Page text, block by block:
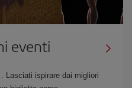
eventi
ispirare dai migliori